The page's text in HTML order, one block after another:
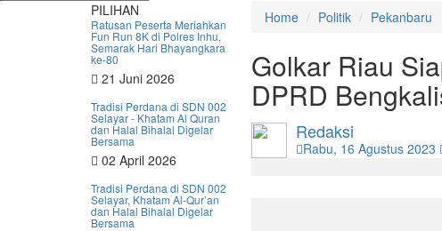
PILIHAN
Ratusan Peserta Meriahkan
Fun Run 8K di Polres Inhu,
Semarak Hari Bhayangkara
ke-80
21 Juni 2026
Tradisi Perdana di SDN 002
Selayar - Khatam Al Quran
dan Halal Bihalal Digelar
Bersama
02 April 2026
Tradisi Perdana di SDN 002
Selayar, Khatam Al-Qur’an
dan Halal Bihalal Digelar
Bersama
Home Politik Pekanbaru
Golkar Riau
DPRD
Redaksi
Rabu, 16 Agustus 2023